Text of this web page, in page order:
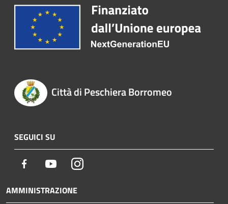
Città di Peschiera Borromeo
SEGUICI SU
Facebook YoutubeInstagram
AMMINISTRAZIONE